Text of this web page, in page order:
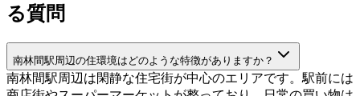
る質問
南林間駅周辺の住環境はどのような特徴がありますか？
南林間駅周辺は閑静な住宅街が中心のエリアです。駅前には